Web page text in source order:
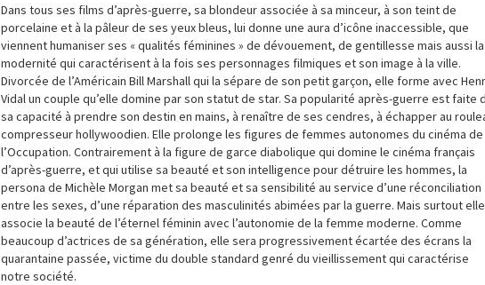
Dans tous ses films d’après-guerre, sa blondeur associée à sa minceur, à son teint de
porcelaine et à la pâleur de ses yeux bleus, lui donne une aura d’icône inaccessible, que
viennent humaniser ses « qualités féminines » de dévouement, de gentillesse mais aussi la
modernité qui caractérisent à la fois ses personnages filmiques et son image à la ville.
Divorcée de l’Américain Bill Marshall qui la sépare de son petit garçon, elle forme avec
Vidal un couple qu’elle domine par son statut de star. Sa popularité après-guerre est faite
sa capacité à prendre son destin en mains, à renaître de ses cendres, à échapper au
compresseur hollywoodien. Elle prolonge les figures de femmes autonomes du cinéma de
l’Occupation. Contrairement à la figure de garce diabolique qui domine le cinéma français
d’après-guerre, et qui utilise sa beauté et son intelligence pour détruire les hommes, la
persona de Michèle Morgan met sa beauté et sa sensibilité au service d’une réconciliation
entre les sexes, d’une réparation des masculinités abimées par la guerre. Mais surtout elle
associe la beauté de l’éternel féminin avec l’autonomie de la femme moderne. Comme
beaucoup d’actrices de sa génération, elle sera progressivement écartée des écrans la
quarantaine passée, victime du double standard genré du vieillissement qui caractérise
notre société.